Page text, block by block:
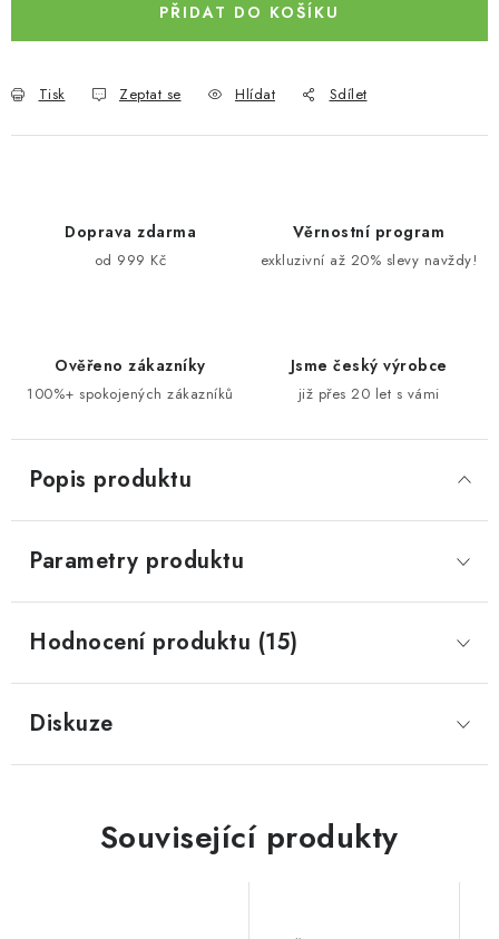
PŘIDAT DO KOŠÍKU
Tisk Zeptat se Hlídat Sdílet
Doprava zdarma
od 999 Kč
Věrnostní program
exkluzivní až 20% slevy navždy!
Ověřeno zákazníky
100%+ spokojených zákazníků
Jsme český výrobce
již přes 20 let s vámi
Popis produktu
Parametry produktu
Hodnocení produktu (15)
Diskuze
Související produkty